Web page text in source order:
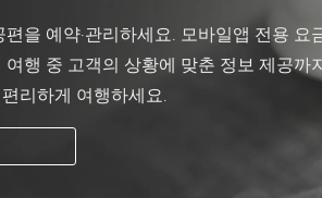
을 예약·관리하세요. 모바일앱 전용 요
행 중 고객의 상황에 맞춘 정보 제공까
리하게 여행하세요.